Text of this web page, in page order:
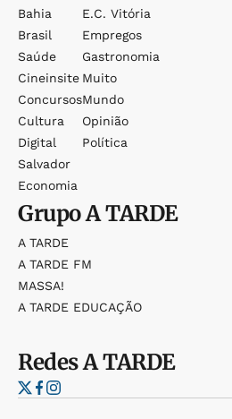
Bahia
Brasil
Saúde
Cineinsite
Concursos
Cultura
Digital
Salvador
Economia
E.c. Vitória
Empregos
Gastronomia
Muito
Mundo
Opinião
Política
GrupoA TARDE
A TARDE
A TARDE FM
MASSA!
A TARDE EDUCAÇÃO
RedesA TARDE